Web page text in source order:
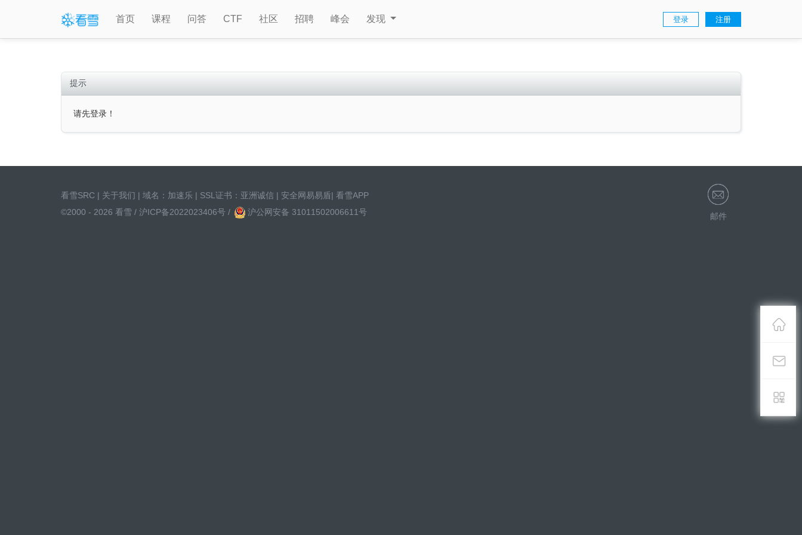
首页 课程 问答 CTF 社区 招聘 峰会 发现 登录 注册
提示
请先登录！
看雪SRC | 关于我们 | 域名： 加速乐 | SSL证书： 亚洲诚信 | 安全网易易盾| 看雪APP
©2000 - 2026 看雪 / 沪ICP备2022023406号 / 沪公网安备 31011502006611号 邮件